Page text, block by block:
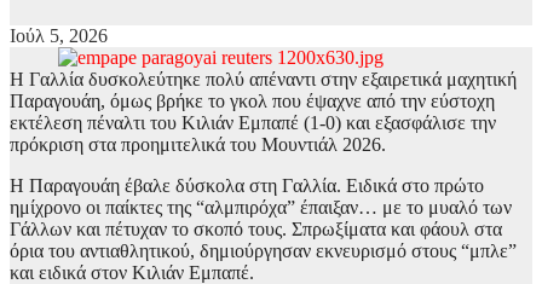
Ιούλ 5, 2026
Η Γαλλία δυσκολεύτηκε πολύ απέναντι στην εξαιρετικά μαχητική
Παραγουάη, όμως βρήκε το γκολ που έψαχνε από την εύστοχη
εκτέλεση πέναλτι του Κιλιάν Εμπαπέ (1-0) και εξασφάλισε την
πρόκριση στα προημιτελικά του Μουντιάλ 2026.
Η Παραγουάη έβαλε δύσκολα στη Γαλλία. Ειδικά στο πρώτο
ημίχρονο οι παίκτες της “αλμπιρόχα” έπαιξαν… με το μυαλό των
Γάλλων και πέτυχαν το σκοπό τους. Σπρωξίματα και φάουλ στα
όρια του αντιαθλητικού, δημιούργησαν εκνευρισμό στους “μπλε”
και ειδικά στον Κιλιάν Εμπαπέ.